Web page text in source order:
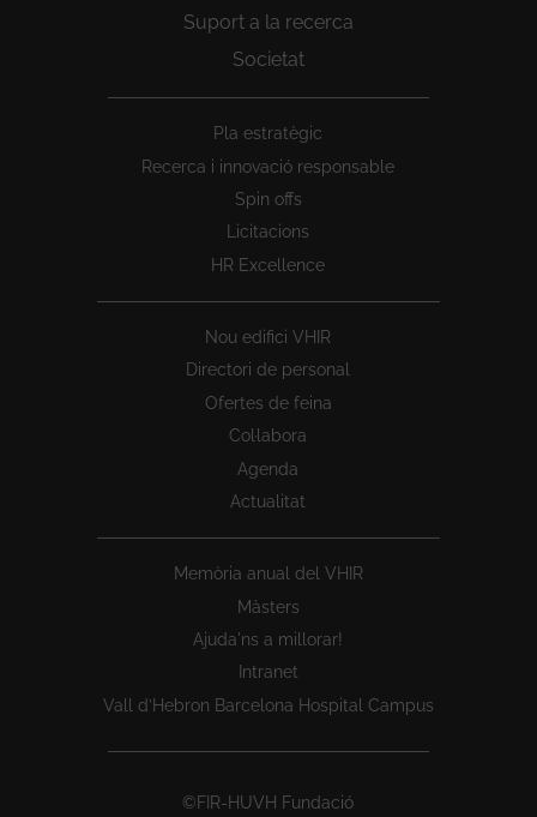
Suport a la recerca
Societat
Pla estratègic
Recerca i innovació responsable
Spin offs
Licitacions
HR Excellence
Nou edifici VHIR
Directori de personal
Ofertes de feina
Col·labora
Agenda
Actualitat
Memòria anual del VHIR
Màsters
Ajuda'ns a millorar!
Intranet
Vall d’Hebron Barcelona Hospital Campus
©FIR-HUVH Fundació